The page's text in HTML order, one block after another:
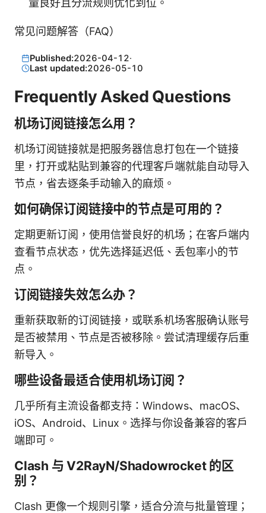
量良好且分流规则优化到位。
常见问题解答（FAQ）
Published:2026-04-12·
Last updated:2026-05-10
Frequently Asked Questions
机场订阅链接怎么用？
机场订阅链接就是把服务器信息打包在一个链接
里，打开或粘贴到兼容的代理客户端就能自动导入
节点，省去逐条手动输入的麻烦。
如何确保订阅链接中的节点是可用的？
定期更新订阅，使用信誉良好的机场；在客户端内
查看节点状态，优先选择延迟低、丢包率小的节
点。
订阅链接失效怎么办？
重新获取新的订阅链接，或联系机场客服确认账号
是否被禁用、节点是否被移除。尝试清理缓存后重
新导入。
哪些设备最适合使用机场订阅？
几乎所有主流设备都支持：Windows、macOS、
iOS、Android、Linux。选择与你设备兼容的客户
端即可。
Clash 与 V2RayN/Shadowrocket 的区
别？
Clash 更像一个规则引擎，适合分流与批量管理；